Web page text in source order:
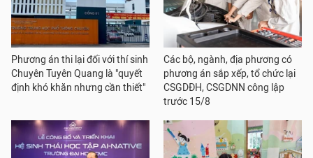
Phương án thi lại đối với thí sinh
Chuyên Tuyên Quang là "quyết
định khó khăn nhưng cần thiết"
Các bộ, ngành, địa phương có
phương án sắp xếp, tổ chức lại
CSGDĐH, CSGDNN công lập
trước 15/8